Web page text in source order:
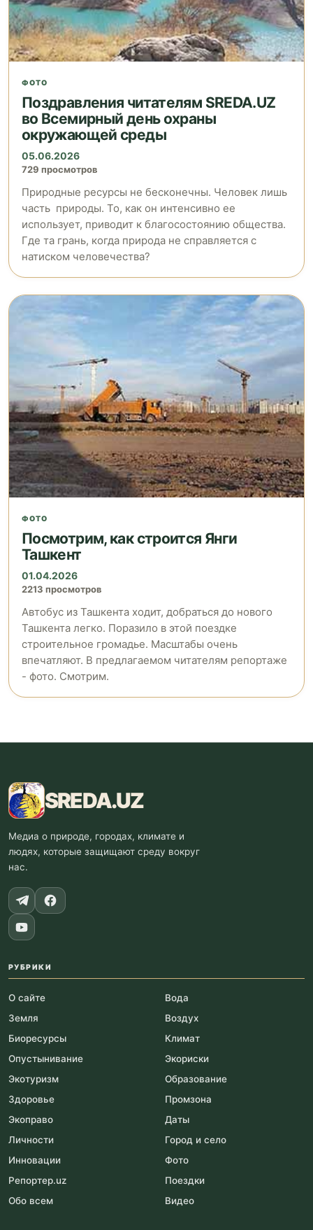
ФОТО
Поздравления читателям SREDA.UZ
во Всемирный день охраны
окружающей среды
05.06.2026
729 просмотров
Природные ресурсы не бесконечны. Человек лишь
часть природы. То, как он интенсивно ее
использует, приводит к благосостоянию общества.
Где та грань, когда природа не справляется с
натиском человечества?
ФОТО
Посмотрим, как строится Янги
Ташкент
01.04.2026
2213 просмотров
Автобус из Ташкента ходит, добраться до нового
Ташкента легко. Поразило в этой поездке
строительное громадье. Масштабы очень
впечатляют. В предлагаемом читателям репортаже
- фото. Смотрим.
SREDA.UZ
Медиа о природе, городах, климате и
людях, которые защищают среду вокруг
нас.
РУБРИКИ
О сайте
Вода
Земля
Воздух
Биоресурсы
Климат
Опустынивание
Экориски
Экотуризм
Образование
Здоровье
Промзона
Экоправо
Даты
Личности
Город и село
Инновации
Фото
Репортер.uz
Поездки
Обо всем
Видео